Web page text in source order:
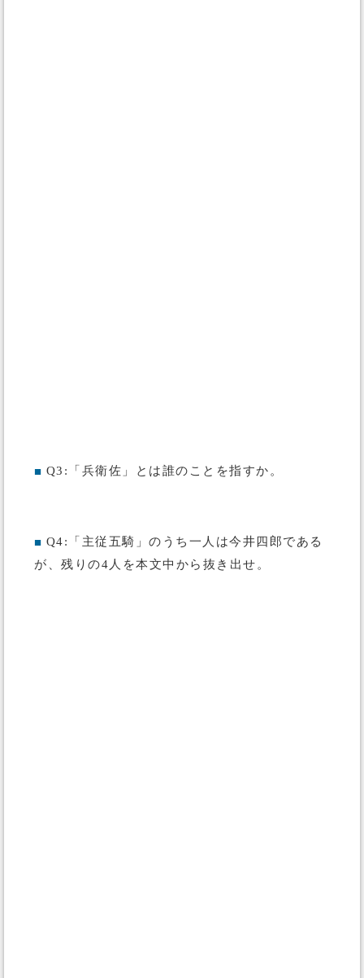
■ Q3:「兵衛佐」とは誰のことを指すか。
■ Q4:「主従五騎」のうち一人は今井四郎である
が、残りの4人を本文中から抜き出せ。